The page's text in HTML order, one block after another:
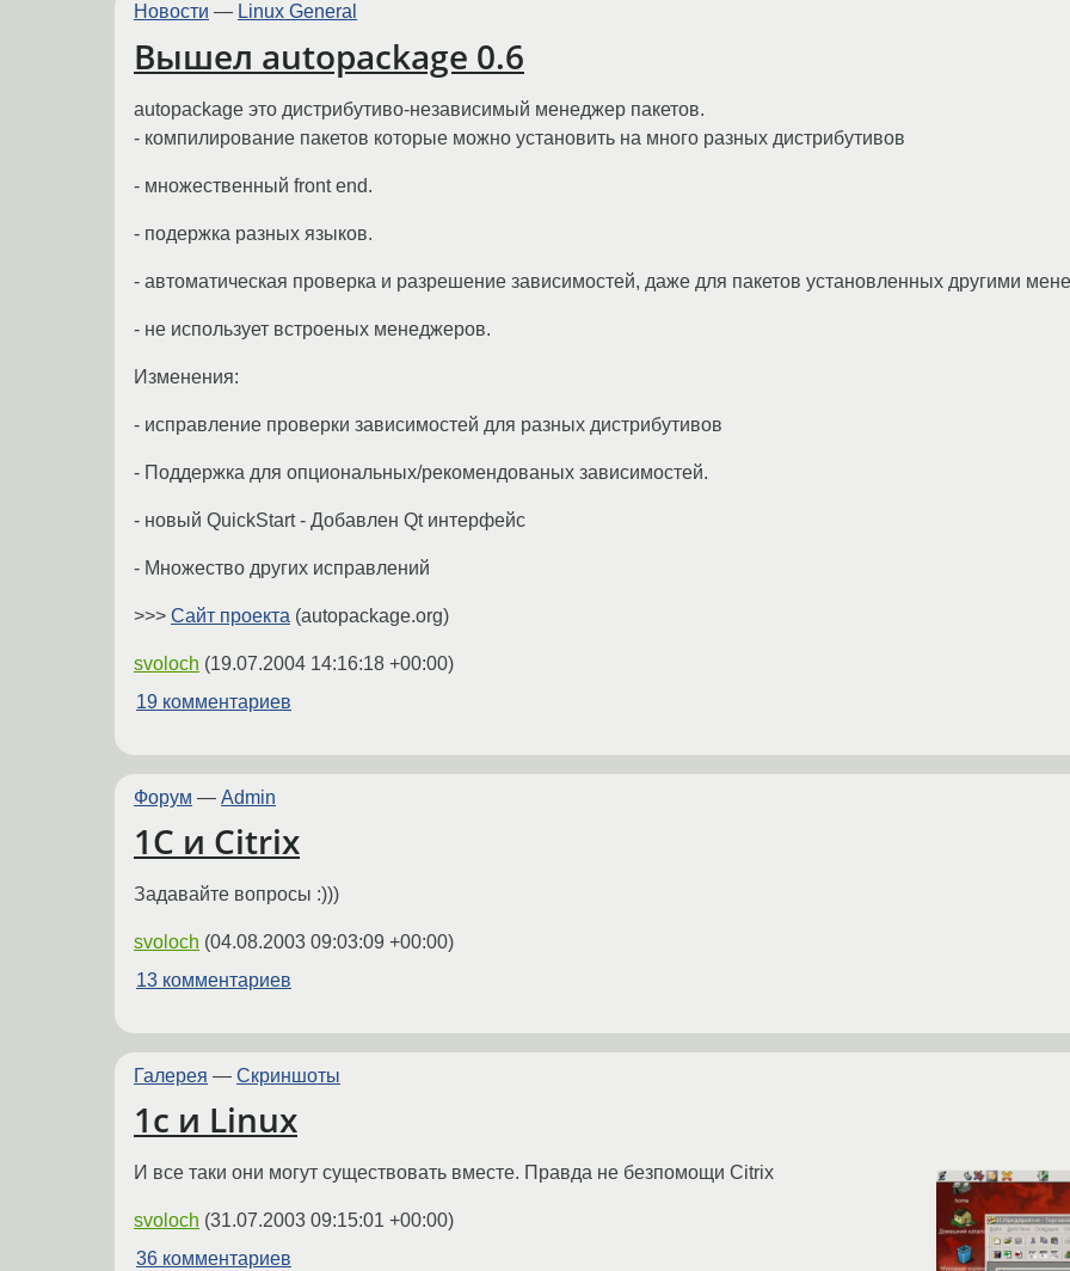
Новости — Linux General
Вышел autopackage 0.6
autopackage это дистрибутиво-независимый менеджер пакетов.
- компилирование пакетов которые можно установить на много разных дистрибутивов
- множественный front end.
- подержка разных языков.
- автоматическая проверка и разрешение зависимостей, даже для пакетов установленных другими
- не использует встроеных менеджеров.
Изменения:
- исправление проверки зависимостей для разных дистрибутивов
- Поддержка для опциональных/рекомендованых зависимостей.
- новый QuickStart - Добавлен Qt интерфейс
- Множество других исправлений
>>> Сайт проекта (autopackage.org)
svoloch (19.07.2004 14:16:18 +00:00)
19 комментариев
Форум — Admin
1C и Citrix
Задавайте вопросы :)))
svoloch (04.08.2003 09:03:09 +00:00)
13 комментариев
Галерея — Скриншоты
1c и Linux
И все таки они могут существовать вместе. Правда не безпомощи Citrix
svoloch (31.07.2003 09:15:01 +00:00)
36 комментариев